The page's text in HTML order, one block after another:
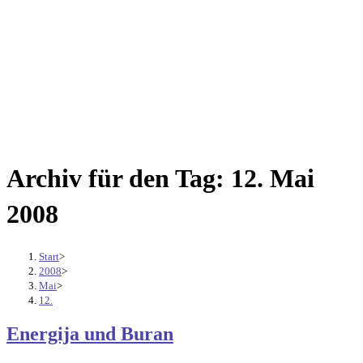
Archiv für den Tag: 12. Mai
2008
Start>
2008>
Mai>
12.
Energija und Buran